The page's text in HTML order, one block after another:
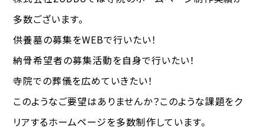
多数ございます。
供養墓の募集をWEBで行いたい！
納骨希望者の募集活動を自身で行いたい！
寺院での葬儀を広めていきたい！
このようなご要望はありませんか？このような課題をク
リアするホームページを多数制作しています。